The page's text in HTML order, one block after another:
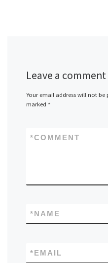
Leave a comment
Your email address will not be
marked *
COMMENT
*
NAME
*
EMAIL
*